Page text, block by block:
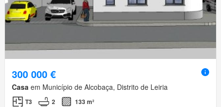
300 000 €
Casa em Município de Alcobaça, Distrito de Leiria
T3 2
133 m²